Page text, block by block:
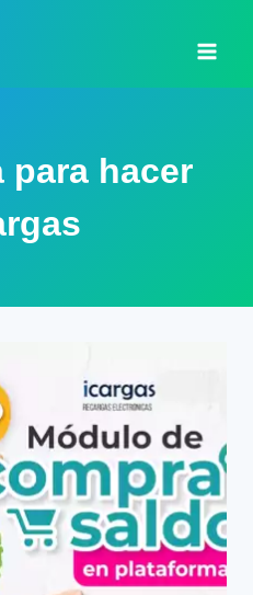
para hacer